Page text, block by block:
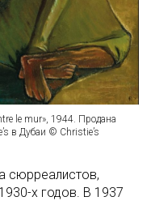
le mur», 1944. Продана
в Дубаи © Christie’s
сюрреалистов,
х годов. В 1937